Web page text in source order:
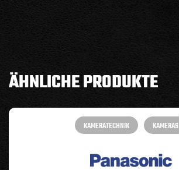
ÄHNLICHE PRODUKTE
KAMERATECHNIK KAMERAS